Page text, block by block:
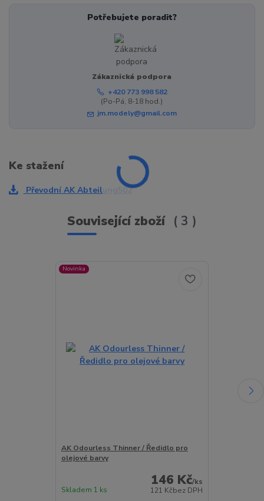
Potřebujete poradit?
Zákaznická podpora
+420 773 998 582
(Po-Pá, 8-18 hod.)
jm.modely@gmail.com
Ke stažení
Převodní AK Abteilung502
Související zboží 3
Novinka
AK Odourless Thinner / Ředidlo pro
olejové barvy
146 Kč/ks
121 Kčbez DPH
Skladem 1 ks